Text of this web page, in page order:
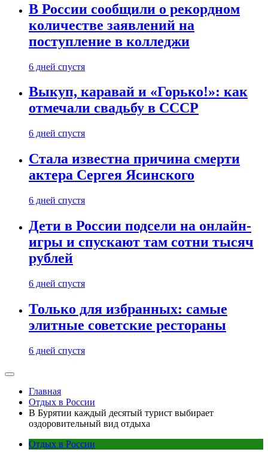
В России сообщили о рекордном
количестве заявлений на
поступление в колледжи
6 дней спустя
Выкуп, каравай и «Горько!»: как
отмечали свадьбу в СССР
6 дней спустя
Стала известна причина смерти
актера Сергея Ясинского
6 дней спустя
Дети в России подсели на онлайн-
игры и спускают там сотни тысяч
рублей
6 дней спустя
Только для избранных: самые
элитные советские рестораны
6 дней спустя
Главная
Отдых в России
В Бурятии каждый десятый турист выбирает
оздоровительный вид отдыха
Отдых в России